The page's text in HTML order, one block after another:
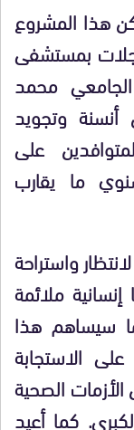
هذا المشروع
بمستشفى
الجامعي محمد
وتجويد
على
ما يقارب
واستراحة
ملائمة
سيساهم هذا
الاستجابة
الأزمات الصحية
كما أعيد